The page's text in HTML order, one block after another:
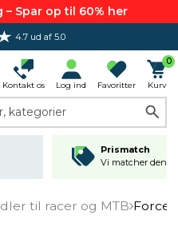
Spar op til 60% her
4.7 ud af 5.0
Kontakt os Log ind Favoritter
0
Kurv
kategorier
Prismatch
Vi matcher den
til racer og MTB Force